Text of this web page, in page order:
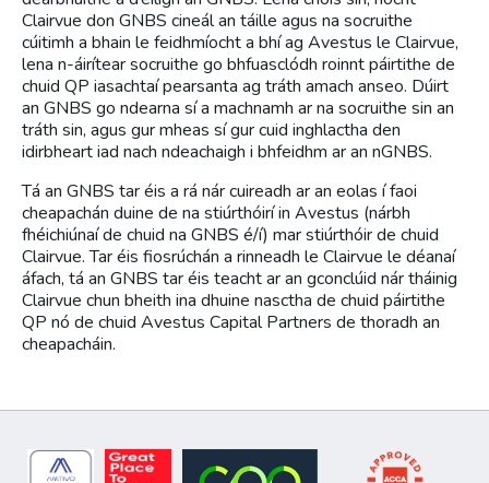
Clairvue don GNBS cineál an táille agus na socruithe
cúitimh a bhain le feidhmíocht a bhí ag Avestus le Clairvue,
lena n-áirítear socruithe go bhfuasclódh roinnt páirtithe de
chuid QP iasachtaí pearsanta ag tráth amach anseo. Dúirt
an GNBS go ndearna sí a machnamh ar na socruithe sin an
tráth sin, agus gur mheas sí gur cuid inghlactha den
idirbheart iad nach ndeachaigh i bhfeidhm ar an nGNBS.
Tá an GNBS tar éis a rá nár cuireadh ar an eolas í faoi
cheapachán duine de na stiúrthóirí in Avestus (nárbh
fhéichiúnaí de chuid na GNBS é/í) mar stiúrthóir de chuid
Clairvue. Tar éis fiosrúchán a rinneadh le Clairvue le déanaí
áfach, tá an GNBS tar éis teacht ar an gconclúid nár tháinig
Clairvue chun bheith ina dhuine nasctha de chuid páirtithe
QP nó de chuid Avestus Capital Partners de thoradh an
cheapacháin.